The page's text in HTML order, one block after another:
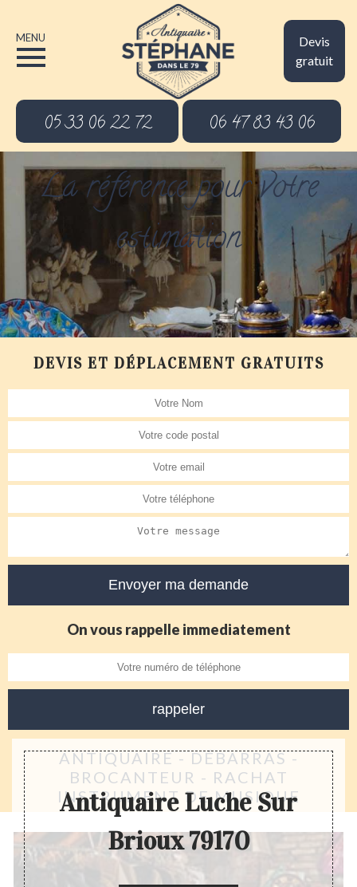
Devis
gratuit
MENU
05 33 06 22 72 06 47 83 43 06
La référence pour votre
estimation
DEVIS ET DÉPLACEMENT GRATUITS
On vous rappelle immediatement
ANTIQUAIRE - DÉBARRAS -
BROCANTEUR - RACHAT
INSTRUMENT DE MUSIQUE
Antiquaire Luche Sur
Brioux 79170